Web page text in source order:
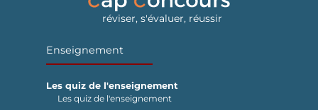
réviser, s'évaluer, réussir
Enseignement
Les quiz de l'enseignement
Les quiz de l'enseignement